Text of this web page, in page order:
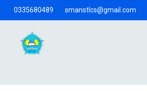
0335680489 smanstlcs@gmail.com